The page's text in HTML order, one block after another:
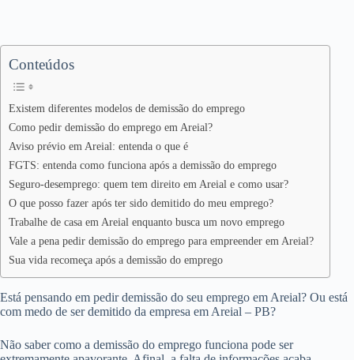
Conteúdos
Existem diferentes modelos de demissão do emprego
Como pedir demissão do emprego em Areial?
Aviso prévio em Areial: entenda o que é
FGTS: entenda como funciona após a demissão do emprego
Seguro-desemprego: quem tem direito em Areial e como usar?
O que posso fazer após ter sido demitido do meu emprego?
Trabalhe de casa em Areial enquanto busca um novo emprego
Vale a pena pedir demissão do emprego para empreender em Areial?
Sua vida recomeça após a demissão do emprego
Está pensando em pedir demissão do seu emprego em Areial? Ou está
com medo de ser demitido da empresa em Areial – PB?
Não saber como a demissão do emprego funciona pode ser